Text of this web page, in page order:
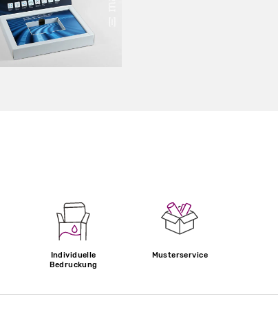
Individuelle
Bedruckung
Musterservice